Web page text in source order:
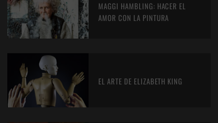
MAGGI HAMBLING: HACER EL
AMOR CON LA PINTURA
EL ARTE DE ELIZABETH KING